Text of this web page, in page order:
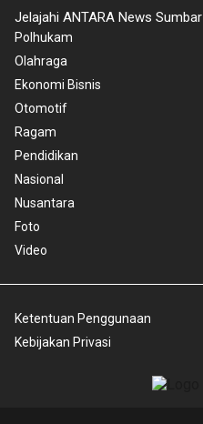
Jelajahi ANTARA News Sumbar
Polhukam
Olahraga
Ekonomi Bisnis
Otomotif
Ragam
Pendidikan
Nasional
Nusantara
Foto
Video
Ketentuan Penggunaan
Kebijakan Privasi